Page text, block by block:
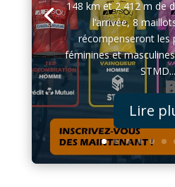
148 km et 2 412 m de
l’arrivée, 8
récompenseront les
féminines et
STMD...
Lire